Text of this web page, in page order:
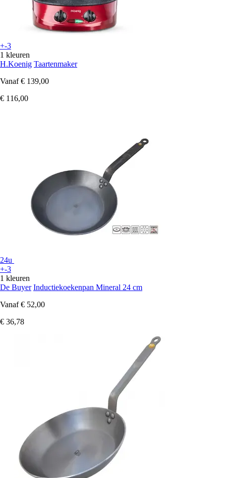
+-3
1 kleuren
H.Koenig Taartenmaker
Vanaf € 139,00
€ 116,00
24u
+-3
1 kleuren
De Buyer Inductiekoekenpan Mineral 24 cm
Vanaf € 52,00
€ 36,78